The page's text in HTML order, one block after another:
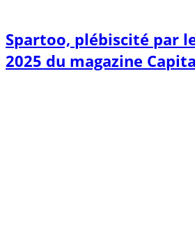
Spartoo, plébiscité par
2025 du magazine